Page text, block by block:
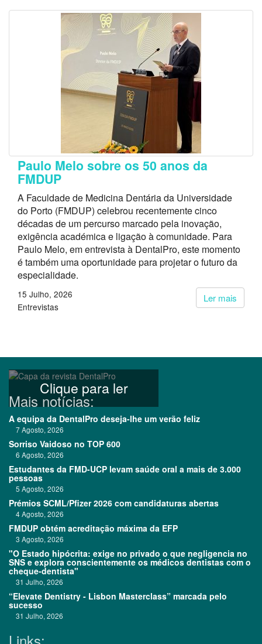
Paulo Melo sobre os 50 anos da
FMDUP
A Faculdade de Medicina Dentária da Universidade
do Porto (FMDUP) celebrou recentemente cinco
décadas de um percurso marcado pela inovação,
exigência académica e ligação à comunidade. Para
Paulo Melo, em entrevista à DentalPro, este momento
é também uma oportunidade para projetar o futuro da
especialidade.
Ler mais
15 Julho, 2026
Entrevistas
Clique para ler
Mais notícias:
A equipa da DentalPro deseja-lhe um verão feliz
7 Agosto, 2026
Sorriso Vaidoso no TOP 600
6 Agosto, 2026
Estudantes da FMD-UCP levam saúde oral a mais de 3.000
pessoas
5 Agosto, 2026
Prémios SCML/Pfizer 2026 com candidaturas abertas
4 Agosto, 2026
FMDUP obtém acreditação máxima da EFP
3 Agosto, 2026
"O Estado hipócrita: exige no privado o que negligencia no
SNS e explora conscientemente os médicos dentistas com o
cheque-dentista"
31 Julho, 2026
“Elevate Dentistry - Lisbon Masterclass” marcada pelo
sucesso
31 Julho, 2026